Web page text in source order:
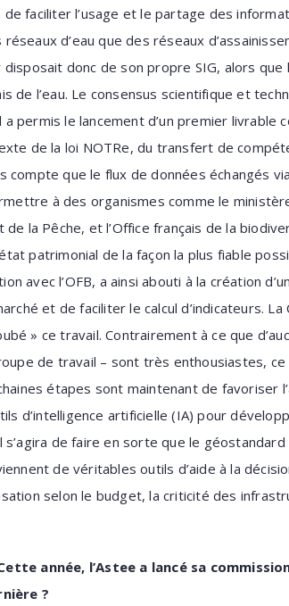
faciliter l’usage et le partage des
d’eau que des réseaux
donc de son propre SIG, alors que
de l’eau. Le consensus scientifique et
permis le lancement d’un premier livrable
de la loi NOTRe, du transfert de
compte que le flux de données échangés
à des organismes comme le
la Pêche, et l’Office français de la
patrimonial de la façon la plus fiable
avec l’OFB, a ainsi abouti à la création
et de faciliter le calcul d’indicateurs. La
» ce travail. Contrairement à ce que
de travail – sont très enthousiastes,
étapes sont maintenant de favoriser
d’intelligence artificielle (IA) pour
de faire en sorte que le
de véritables outils d’aide à la
selon le budget, la criticité des
année, l’Astee a lancé sa
?